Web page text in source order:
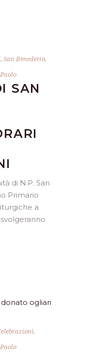
, San Benedetto,
SAN
di N.P. San
Primario
a
,